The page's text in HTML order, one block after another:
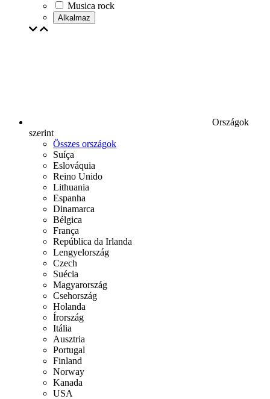
Musica rock
Alkalmaz
Országok
szerint
Összes országok
Suíça
Eslováquia
Reino Unido
Lithuania
Espanha
Dinamarca
Bélgica
França
República da Irlanda
Lengyelország
Czech
Suécia
Magyarország
Csehország
Holanda
Írország
Itália
Ausztria
Portugal
Finland
Norway
Kanada
USA